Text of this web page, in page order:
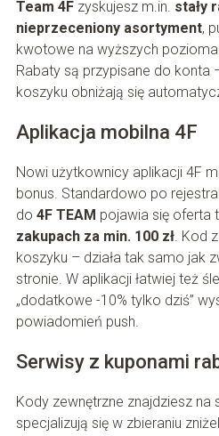
Team 4Fzyskujesz m.in. stały
nieprzeceniony asortyment,
kwotowe na wyższych
Rabaty są przypisane do konta
koszyku obniżają się
Aplikacja mobilna 4F
Nowi użytkownicy aplikacji 4F
bonus. Standardowo po
do 4F TEAM pojawia się oferta
zakupach za min. 100 zł. Kod
koszyku – działa tak samo jak
stronie. W aplikacji łatwiej też
„dodatkowe -10% tylko dziś”
powiadomień push.
Serwisy z kuponami
Kody zewnętrzne znajdziesz na
specjalizują się w zbieraniu